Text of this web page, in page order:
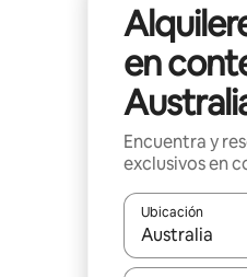
en
Encuentra y
exclusivos en
Ubicación
Cuando los